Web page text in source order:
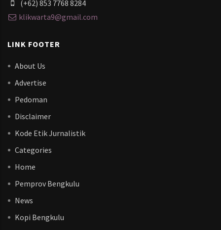
(+62) 853 7768 8284
klikwarta9@gmail.com
LINK FOOTER
About Us
Advertise
Pedoman
Disclaimer
Kode Etik Jurnalistik
Categories
Home
Pemprov Bengkulu
News
Kopi Bengkulu